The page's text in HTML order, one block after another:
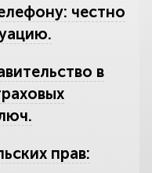
честно
в
прав: